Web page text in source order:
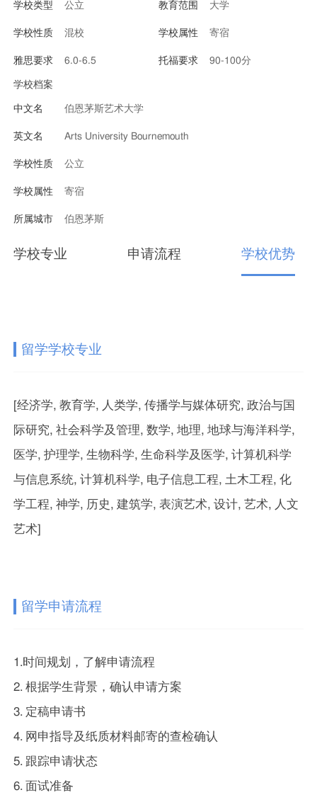
学校类型 公立 教育范围 大学
学校性质 混校 学校属性 寄宿
雅思要求 6.0-6.5 托福要求 90-100分
学校档案
中文名 伯恩茅斯艺术大学
英文名 Arts University Bournemouth
学校性质 公立
学校属性 寄宿
所属城市 伯恩茅斯
学校专业 申请流程 学校优势
留学学校专业
[经济学, 教育学, 人类学, 传播学与媒体研究, 政治与国
际研究, 社会科学及管理, 数学, 地理, 地球与海洋科学,
医学, 护理学, 生物科学, 生命科学及医学, 计算机科学
与信息系统, 计算机科学, 电子信息工程, 土木工程, 化
学工程, 神学, 历史, 建筑学, 表演艺术, 设计, 艺术, 人文
艺术]
留学申请流程
1.时间规划，了解申请流程
2. 根据学生背景，确认申请方案
3. 定稿申请书
4. 网申指导及纸质材料邮寄的查检确认
5. 跟踪申请状态
6. 面试准备